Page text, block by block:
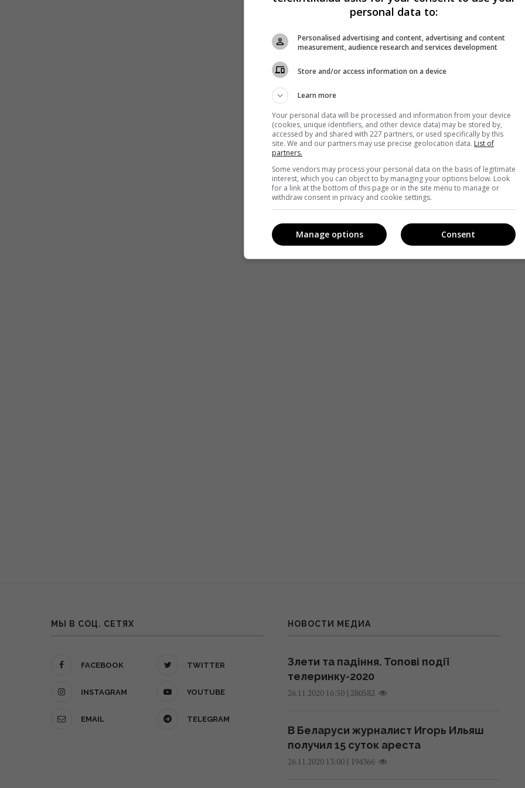
МЫ В СОЦ. СЕТЯХ
FACEBOOK TWITTER
INSTAGRAM YOUTUBE
EMAIL TELEGRAM
НОВОСТИ МЕДИА
Злети та падіння. Топові події
телеринку-2020
26.11.2020 16:50| 280582
В Беларуси журналист Игорь Ильяш
получил 15 суток ареста
26.11.2020 13:00| 194366
personal data to:
Personalised advertising and content, advertising and content
measurement, audience research and services development
Store and/or access information on a device
Learn more
Your personal data will be processed and information from your device
(cookies, unique identifiers, and other device data) may be stored by,
accessed by and shared with 227 partners, or used specifically by this
site. We and our partners may use precise geolocation data. List of
partners.
Some vendors may process your personal data on the basis of legitimate
interest, which you can object to by managing your options below. Look
for a link at the bottom of this page or in the site menu to manage or
withdraw consent in privacy and cookie settings.
Consent
Manage options